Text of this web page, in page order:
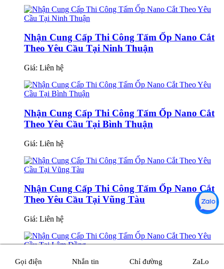
Nhận Cung Cấp Thi Công Tấm Ốp Nano Cắt
Theo Yêu Cầu Tại Ninh Thuận
Giá: Liên hệ
Nhận Cung Cấp Thi Công Tấm Ốp Nano Cắt
Theo Yêu Cầu Tại Bình Thuận
Giá: Liên hệ
Nhận Cung Cấp Thi Công Tấm Ốp Nano Cắt
Theo Yêu Cầu Tại Vũng Tàu
Giá: Liên hệ
Nhận Cung Cấp Thi Công Tấm Ốp Nano Cắt
Gọi điện Nhắn tin Chỉ đường ZaLo